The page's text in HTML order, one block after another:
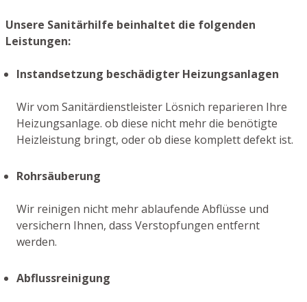
Unsere Sanitärhilfe beinhaltet die folgenden
Leistungen:
Instandsetzung beschädigter Heizungsanlagen
Wir vom Sanitärdienstleister Lösnich reparieren Ihre
Heizungsanlage. ob diese nicht mehr die benötigte
Heizleistung bringt, oder ob diese komplett defekt ist.
Rohrsäuberung
Wir reinigen nicht mehr ablaufende Abflüsse und
versichern Ihnen, dass Verstopfungen entfernt
werden.
Abflussreinigung